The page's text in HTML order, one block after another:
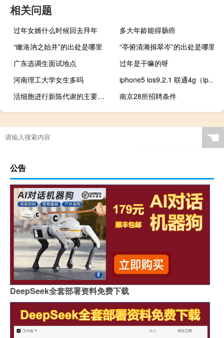
相关问题
过年女婿什么时候回去拜年
多大年龄能得肠癌
“瞰洛汭之始并”的出处是哪里
“亭俯清漪揖翠岑”的出处是哪里
广东选调生面试地点
过年是干嘛的呀
河南理工大学女生多吗
iphone5 ios9.2.1 联通4g（iphone5 ios9）
活细胞进行新陈代谢的主要场所是
南京28所招聘条件
☚
公告
DeepSeek全套部署资料免费下载